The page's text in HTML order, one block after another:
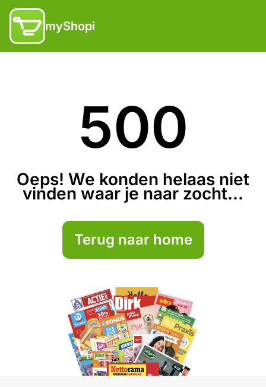
myShopi
500
Oeps! We konden helaas niet
vinden waar je naar zocht...
Terug naar home